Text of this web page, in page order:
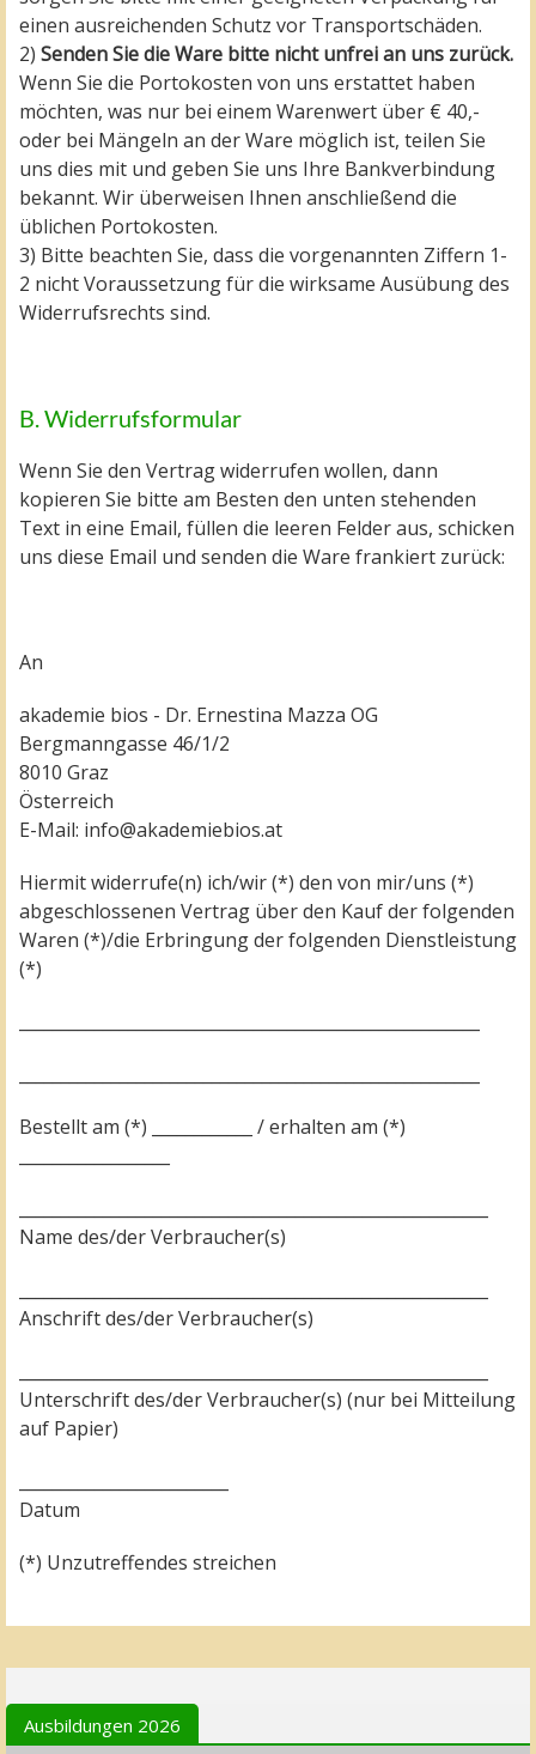
einen ausreichenden Schutz vor Transportschäden.
2) Senden Sie die Ware bitte nicht unfrei an uns zurück.
Wenn Sie die Portokosten von uns erstattet haben
möchten, was nur bei einem Warenwert über € 40,-
oder bei Mängeln an der Ware möglich ist, teilen Sie
uns dies mit und geben Sie uns Ihre Bankverbindung
bekannt. Wir überweisen Ihnen anschließend die
üblichen Portokosten.
3) Bitte beachten Sie, dass die vorgenannten Ziffern 1-
2 nicht Voraussetzung für die wirksame Ausübung des
Widerrufsrechts sind.
B. Widerrufsformular
Wenn Sie den Vertrag widerrufen wollen, dann
kopieren Sie bitte am Besten den unten stehenden
Text in eine Email, füllen die leeren Felder aus, schicken
uns diese Email und senden die Ware frankiert zurück:
An
akademie bios - Dr. Ernestina Mazza OG
Bergmanngasse 46/1/2
8010 Graz
Österreich
E-Mail: info@akademiebios.at
Hiermit widerrufe(n) ich/wir (*) den von mir/uns (*)
abgeschlossenen Vertrag über den Kauf der folgenden
Waren (*)/die Erbringung der folgenden Dienstleistung
(*)
Bestellt am (*) ____________ / erhalten am (*)
Name des/der Verbraucher(s)
Anschrift des/der Verbraucher(s)
Unterschrift des/der Verbraucher(s) (nur bei Mitteilung
auf Papier)
Datum
(*) Unzutreffendes streichen
Ausbildungen 2026